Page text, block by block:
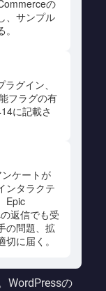
の
、サンプル
グイン、
フラグの有
に記載さ
ケートが
ンタラクテ
Epic
返信でも受
の問題、拡
に届く。
WordPressの